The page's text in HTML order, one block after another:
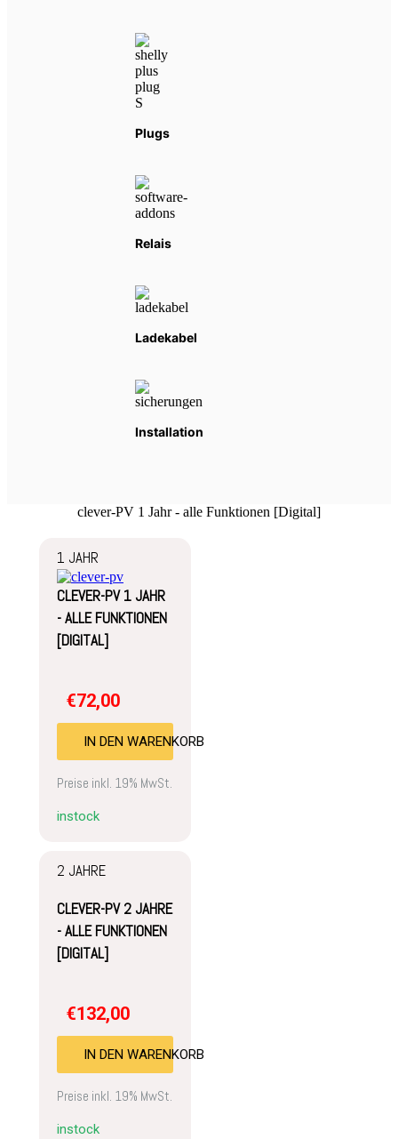
Plugs
Relais
Ladekabel
Installation
clever-PV 1 Jahr - alle Funktionen [Digital]
1 JAHR
CLEVER-PV 1 JAHR
- ALLE FUNKTIONEN
[DIGITAL]
€72,00
IN DEN WARENKORB
Preise inkl. 19% MwSt.
instock
2 JAHRE
CLEVER-PV 2 JAHRE
- ALLE FUNKTIONEN
[DIGITAL]
€132,00
IN DEN WARENKORB
Preise inkl. 19% MwSt.
instock